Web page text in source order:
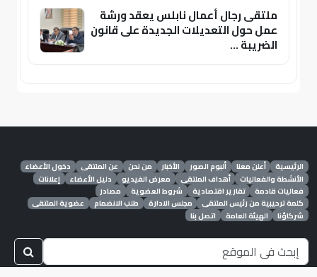
ملتقى رجال أعمال نابلس يعقد ورشة
عمل حول التعديلات الجديدة على قانون
الضريبة ...
الرئيسية أعلن معنا ألبوم الصور الأخبار من نحن عن الملتقى
دخول الأعضاء
الأنشطة والفعاليات
أهداف الملتقى معرض الفيديو دليل الأعضاء
إعلانات
فعاليات قادمة
تقارير اقتصادية شروط العضوية
مصادر
كلمة ترحيبية من رئيس الملتقى
مجلس الادارة طلب الانضمام
عضوية الملتقى
شركاؤنا
الهيئة العامة اتصل بنا